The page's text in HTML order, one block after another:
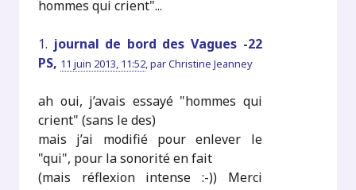
hommes qui crient"...
1. journal de bord des Vagues -22
PS, 11 juin 2013, 11:52,parChristine Jeanney
ah oui, j’avais essayé "hommes qui
crient" (sans le des)
mais j’ai modifié pour enlever le
"qui", pour la sonorité en fait
(mais réflexion intense :-)) Merci